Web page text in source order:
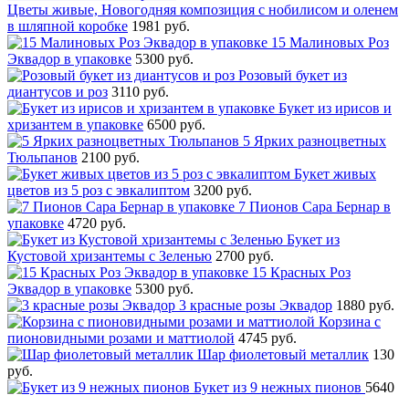
Цветы живые, Новогодняя композиция с нобилисом и оленем
в шляпной коробке 1981 руб.
15 Малиновых Роз
Эквадор в упаковке 5300 руб.
Розовый букет из
диантусов и роз 3110 руб.
Букет из ирисов и
хризантем в упаковке 6500 руб.
5 Ярких разноцветных
Тюльпанов 2100 руб.
Букет живых
цветов из 5 роз с эвкалиптом 3200 руб.
7 Пионов Сара Бернар в
упаковке 4720 руб.
Букет из
Кустовой хризантемы с Зеленью 2700 руб.
15 Красных Роз
Эквадор в упаковке 5300 руб.
3 красные розы Эквадор 1880 руб.
Корзина с
пионовидными розами и маттиолой 4745 руб.
Шар фиолетовый металлик 130
руб.
Букет из 9 нежных пионов 5640